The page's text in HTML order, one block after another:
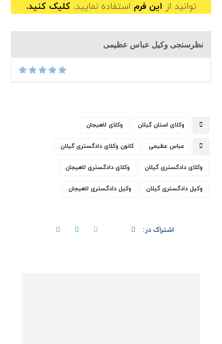
توانید از این فرم استفاده نمایید. کلیک کنید.
نظرسنجی وکیل عباس عظیمی
وکلای استان گیلان وکلای لاهیجان
عباس عظیمی کانون وکلای دادگستری گیلان
وکلای دادگستری گیلان وکلای دادگستری لاهیجان
وکیل دادگستری گیلان وکیل دادگستری لاهیجان